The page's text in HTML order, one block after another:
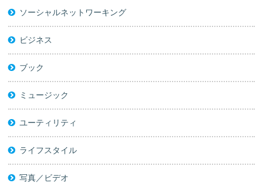
ソーシャルネットワーキング
ビジネス
ブック
ミュージック
ユーティリティ
ライフスタイル
写真／ビデオ